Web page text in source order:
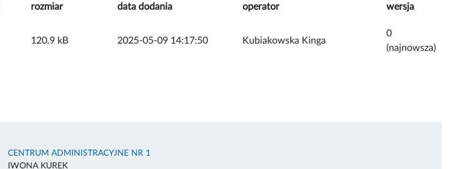
rozmiar data dodania operator wersja
120.9 kB 2025-05-09 14:17:50 Kubiakowska Kinga
0
(najnowsza)
CENTRUM ADMINISTRACYJNE NR 1
IWONA KUREK